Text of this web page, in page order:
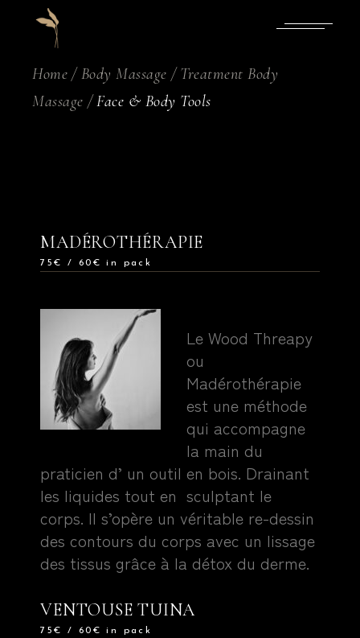
Home Body Massage
Treatment Body
Massage
Face & Body Tools
MADÉROTHÉRAPIE
75€ / 60€ in pack
Le Wood Threapy
ou
Madérothérapie
est une méthode
qui accompagne
la main du
praticien d’ un outil en bois. Drainant
les liquides tout en sculptant le
corps. Il s’opère un véritable re-dessin
des contours du corps avec un lissage
des tissus grâce à la détox du derme.
VENTOUSE TUINA
75€ / 60€ in pack